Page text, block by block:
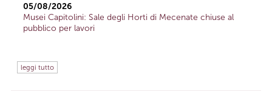
05/08/2026
Musei Capitolini: Sale degli Horti di Mecenate chiuse al
pubblico per lavori
leggi tutto